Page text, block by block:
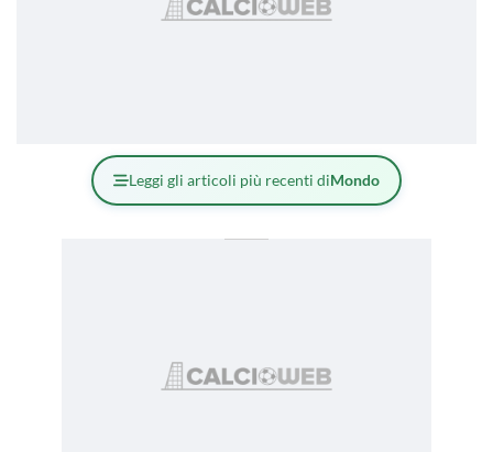
Leggi gli articoli più recenti diMondo